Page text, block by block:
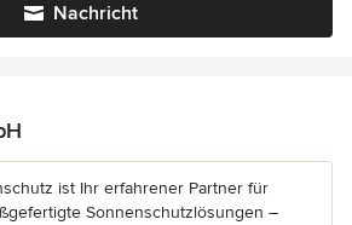
Nachricht
ist Ihr erfahrener Partner für
Sonnenschutzlösungen –